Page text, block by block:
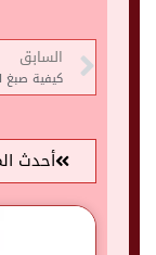
السابق
كيفية صبغ
أحدث